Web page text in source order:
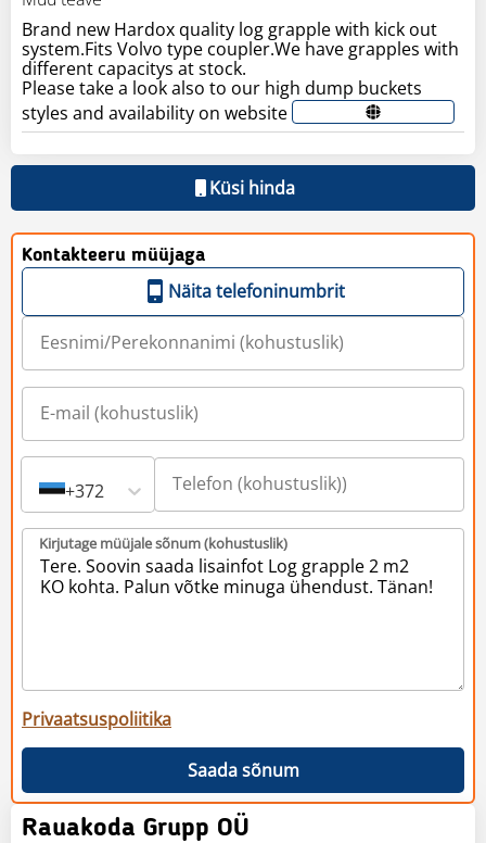
Brand new Hardox quality log grapple with kick out
system.Fits Volvo type coupler.We have grapples with
different capacitys at stock.
Please take a look also to our high dump buckets
styles and availability on website
Küsi hinda
Kontakteeru müüjaga
Näita telefoninumbrit
+372
Kirjutage müüjale sõnum (kohustuslik)
Privaatsuspoliitika
Saada sõnum
Rauakoda Grupp OÜ